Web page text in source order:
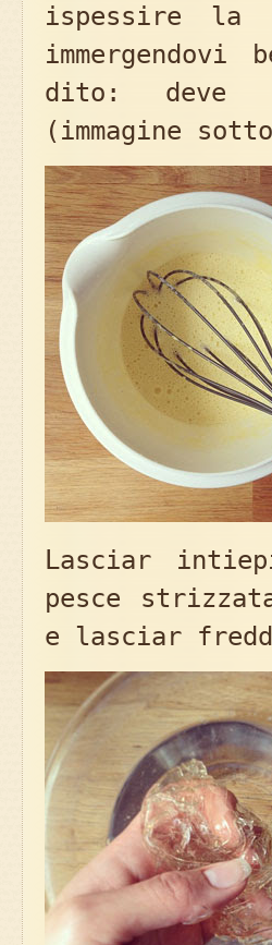
ispessire la
dito: deve
(immagine
Lasciar
pesce
e lasciar